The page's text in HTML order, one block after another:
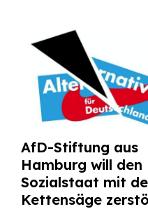
AfD-Stiftung aus
Hamburg will den
Sozialstaat mit
Kettensäge